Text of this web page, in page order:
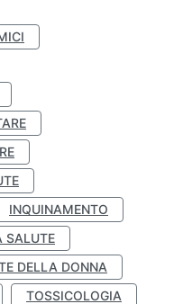
INQUINAMENTO
SALUTE
DELLA DONNA
TOSSICOLOGIA